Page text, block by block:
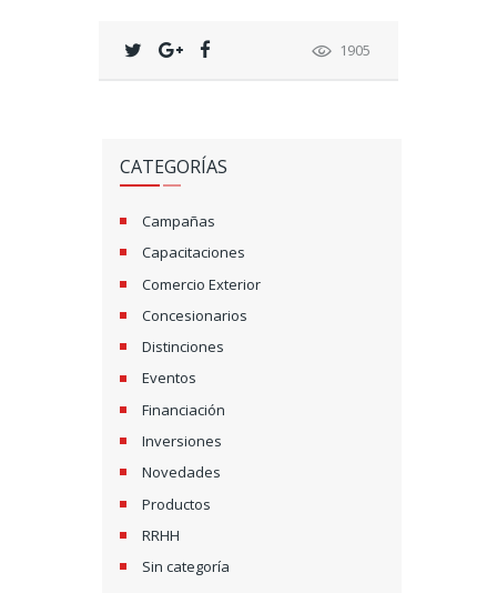
1905
CATEGORÍAS
Campañas
Capacitaciones
Comercio Exterior
Concesionarios
Distinciones
Eventos
Financiación
Inversiones
Novedades
Productos
RRHH
Sin categoría